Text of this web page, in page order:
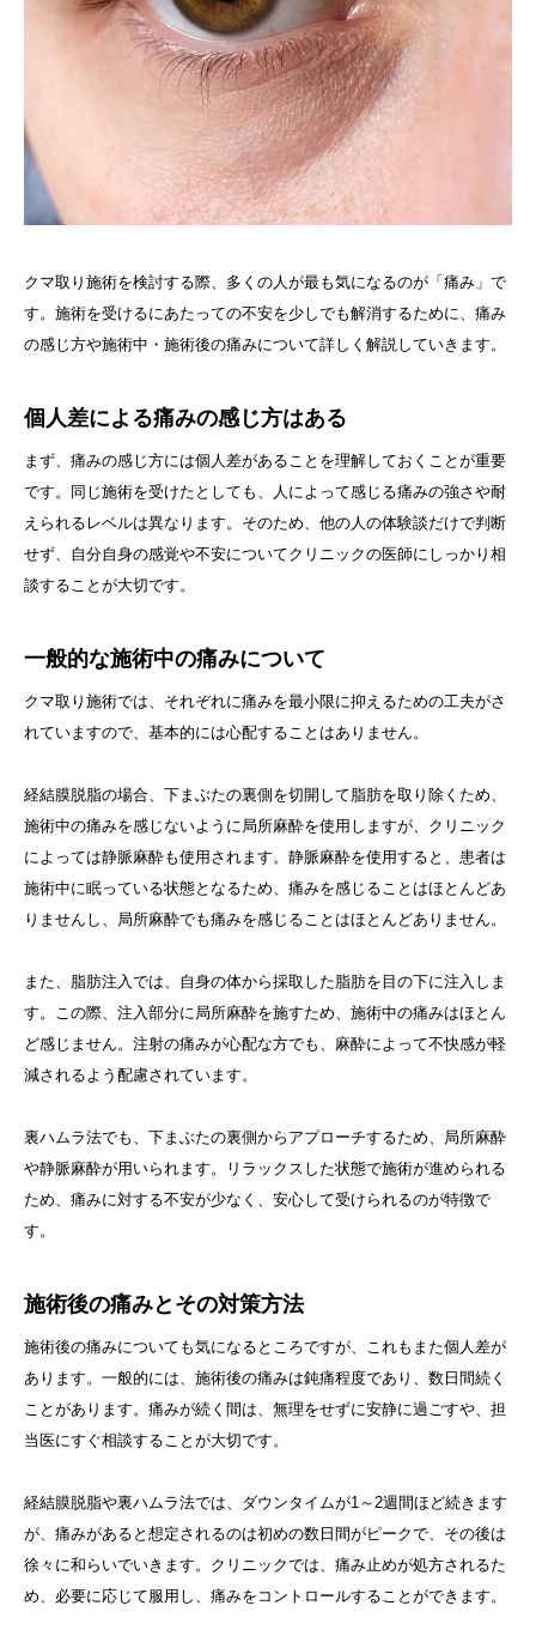
クマ取り施術を検討する際、多くの人が最も気になるのが「痛み」で
す。施術を受けるにあたっての不安を少しでも解消するために、痛み
の感じ方や施術中・施術後の痛みについて詳しく解説していきます。
個人差による痛みの感じ方はある
まず、痛みの感じ方には個人差があることを理解しておくことが重要
です。同じ施術を受けたとしても、人によって感じる痛みの強さや耐
えられるレベルは異なります。そのため、他の人の体験談だけで判断
せず、自分自身の感覚や不安についてクリニックの医師にしっかり相
談することが大切です。
一般的な施術中の痛みについて
クマ取り施術では、それぞれに痛みを最小限に抑えるための工夫がさ
れていますので、基本的には心配することはありません。
経結膜脱脂の場合、下まぶたの裏側を切開して脂肪を取り除くため、
施術中の痛みを感じないように局所麻酔を使用しますが、クリニック
によっては静脈麻酔も使用されます。静脈麻酔を使用すると、患者は
施術中に眠っている状態となるため、痛みを感じることはほとんどあ
りませんし、局所麻酔でも痛みを感じることはほとんどありません。
また、脂肪注入では、自身の体から採取した脂肪を目の下に注入しま
す。この際、注入部分に局所麻酔を施すため、施術中の痛みはほとん
ど感じません。注射の痛みが心配な方でも、麻酔によって不快感が軽
減されるよう配慮されています。
裏ハムラ法でも、下まぶたの裏側からアプローチするため、局所麻酔
や静脈麻酔が用いられます。リラックスした状態で施術が進められる
ため、痛みに対する不安が少なく、安心して受けられるのが特徴で
す。
施術後の痛みとその対策方法
施術後の痛みについても気になるところですが、これもまた個人差が
あります。一般的には、施術後の痛みは鈍痛程度であり、数日間続く
ことがあります。痛みが続く間は、無理をせずに安静に過ごすや、担
当医にすぐ相談することが大切です。
経結膜脱脂や裏ハムラ法では、ダウンタイムが1～2週間ほど続きます
が、痛みがあると想定されるのは初めの数日間がピークで、その後は
徐々に和らいでいきます。クリニックでは、痛み止めが処方されるた
め、必要に応じて服用し、痛みをコントロールすることができます。